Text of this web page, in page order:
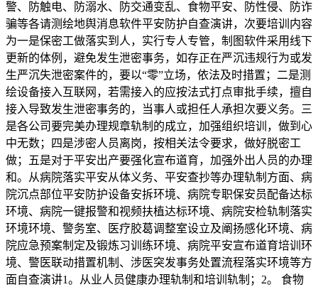
警、防触电、防溺水、防交通变乱、食物平安、防性侵、防诈
骗等各请测绘地舆消息软件平安防护自查演讲，次要培训内容
为一是保密工做落实到人，实行专人专管，制图软件采用线下
更新的体例，避免发生泄密事务，如存正在严沉违规行为或发
生严沉失泄密案件的，要以“零”立场，依法及时措置；二是测
绘设备接入互联网，若需接入的应按法式打点审批手续，擅自
接入导致发生泄密事务的，当事人或担任人承担次要义务。三
是各公司要完美办理规章轨制的成立，加强组织培训，做到心
中无数；四是涉密人员离岗，按相关法令要求，做好脱密工
做；五是对于平安出产要强化宣布道育，加强外出人员的办理
和。从病院落实平安从体义务、平安查抄等办理轨制方面、病
院沉点部位平安防护设备安拆环境、病院专职保安员配备达标
环境、病院一键报警和视频扶植达标环境、病院安检轨制落实
环境环境、警务室、医疗胶葛调整室设立及阐扬感化环境、病
院应急预案制定及锻炼习训练环境、病院平安宣布道育培训环
境、警医联动措置机制、涉医突发事务处置流程落实环境等方
面自查演讲1。从业人员健康办理轨制和培训轨制；2。 食物